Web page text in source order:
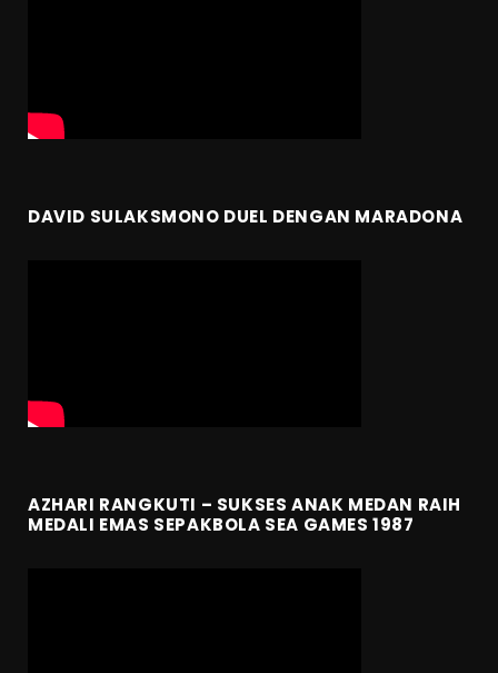
DAVID SULAKSMONO DUEL DENGAN MARADONA
AZHARI RANGKUTI – SUKSES ANAK MEDAN RAIH
MEDALI EMAS SEPAKBOLA SEA GAMES 1987